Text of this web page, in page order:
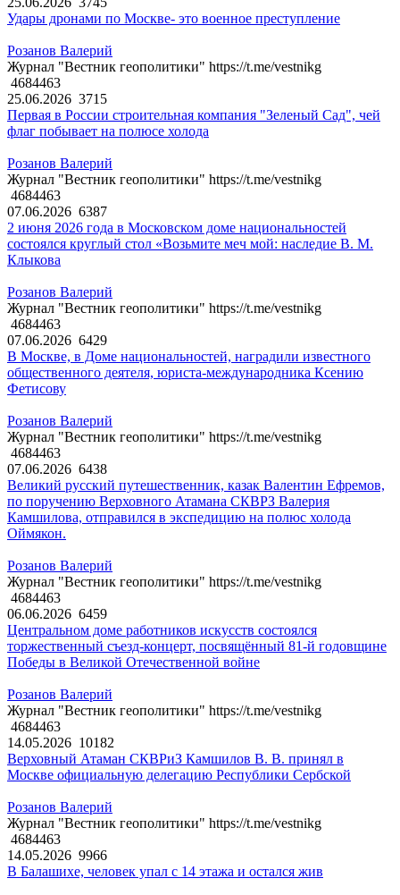
Удары дронами по Москве- это военное преступление
Розанов Валерий
Журнал "Вестник геополитики" https://t.me/vestnikg
4684463
25.06.2026 3715
Первая в России строительная компания "Зеленый Сад", чей
флаг побывает на полюсе холода
Розанов Валерий
Журнал "Вестник геополитики" https://t.me/vestnikg
4684463
07.06.2026 6387
2 июня 2026 года в Московском доме национальностей
состоялся круглый стол «Возьмите меч мой: наследие В. М.
Клыкова
Розанов Валерий
Журнал "Вестник геополитики" https://t.me/vestnikg
4684463
07.06.2026 6429
В Москве, в Доме национальностей, наградили известного
общественного деятеля, юриста-международника Ксению
Фетисову
Розанов Валерий
Журнал "Вестник геополитики" https://t.me/vestnikg
4684463
07.06.2026 6438
Великий русский путешественник, казак Валентин Ефремов,
по поручению Верховного Атамана СКВРЗ Валерия
Камшилова, отправился в экспедицию на полюс холода
Оймякон.
Розанов Валерий
Журнал "Вестник геополитики" https://t.me/vestnikg
4684463
06.06.2026 6459
Центральном доме работников искусств состоялся
торжественный съезд-концерт, посвящённый 81-й годовщине
Победы в Великой Отечественной войне
Розанов Валерий
Журнал "Вестник геополитики" https://t.me/vestnikg
4684463
14.05.2026 10182
Верховный Атаман СКВРиЗ Камшилов В. В. принял в
Москве официальную делегацию Республики Сербской
Розанов Валерий
Журнал "Вестник геополитики" https://t.me/vestnikg
4684463
14.05.2026 9966
В Балашихе, человек упал с 14 этажа и остался жив